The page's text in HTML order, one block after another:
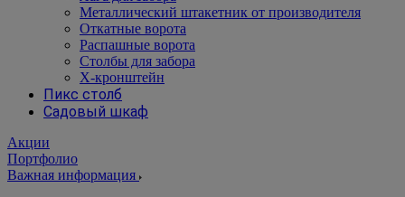
Металлический штакетник от производителя
Откатные ворота
Распашные ворота
Столбы для забора
Х-кронштейн
Пикс столб
Садовый шкаф
Акции
Портфолио
Важная информация